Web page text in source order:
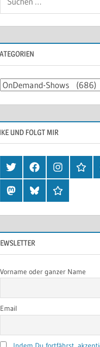
Kategorien
UND FOLGT MIR
TwitterFacebookInstagram
MastodonBlueskyThreads
Vorname oder ganzer Name
Email